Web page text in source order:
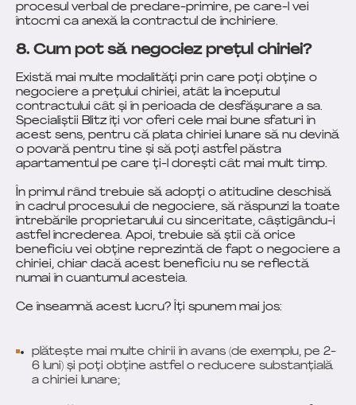
procesul verbal de predare-primire, pe care-l vei
întocmi ca anexă la contractul de închiriere.
8. Cum pot să negociez prețul chiriei?
Există mai multe modalități prin care poți obține o
negociere a prețului chiriei, atât la începutul
contractului cât și în perioada de desfășurare a sa.
Specialiștii Blitz îți vor oferi cele mai bune sfaturi în
acest sens, pentru că plata chiriei lunare să nu devină
o povară pentru tine și să poți astfel păstra
apartamentul pe care ți-l dorești cât mai mult timp.
În primul rând trebuie să adopți o atitudine deschisă
în cadrul procesului de negociere, să răspunzi la toate
întrebările proprietarului cu sinceritate, câștigându-i
astfel încrederea. Apoi, trebuie să știi că orice
beneficiu vei obține reprezintă de fapt o negociere a
chiriei, chiar dacă acest beneficiu nu se reflectă
numai în cuantumul acesteia.
Ce înseamnă acest lucru? Îți spunem mai jos:
plătește mai multe chirii în avans (de exemplu, pe 2-
6 luni) și poți obține astfel o reducere substanțială
a chiriei lunare;